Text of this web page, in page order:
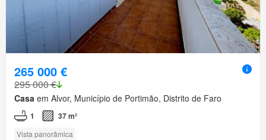
265 000 €
295 000 €
Casa em Alvor, Município de Portimão, Distrito de Faro
1 37 m²
Vista panorâmica